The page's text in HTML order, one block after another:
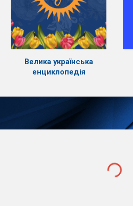
Велика українська
енциклопедія